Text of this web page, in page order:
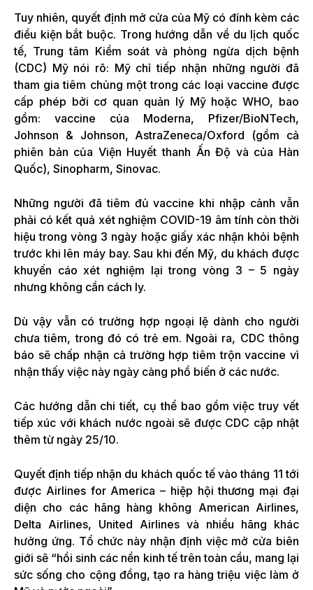
Tuy nhiên, quyết định mở cửa của Mỹ có đính kèm các
điều kiện bắt buộc. Trong hướng dẫn về du lịch quốc
tế, Trung tâm Kiểm soát và phòng ngừa dịch bệnh
(CDC) Mỹ nói rõ: Mỹ chỉ tiếp nhận những người đã
tham gia tiêm chủng một trong các loại vaccine được
cấp phép bởi cơ quan quản lý Mỹ hoặc WHO, bao
gồm: vaccine của Moderna, Pfizer/BioNTech,
Johnson & Johnson, AstraZeneca/Oxford (gồm cả
phiên bản của Viện Huyết thanh Ấn Độ và của Hàn
Quốc), Sinopharm, Sinovac.
Những người đã tiêm đủ vaccine khi nhập cảnh vẫn
phải có kết quả xét nghiệm COVID-19 âm tính còn thời
hiệu trong vòng 3 ngày hoặc giấy xác nhận khỏi bệnh
trước khi lên máy bay. Sau khi đến Mỹ, du khách được
khuyến cáo xét nghiệm lại trong vòng 3 – 5 ngày
nhưng không cần cách ly.
Dù vậy vẫn có trường hợp ngoại lệ dành cho người
chưa tiêm, trong đó có trẻ em. Ngoài ra, CDC thông
báo sẽ chấp nhận cả trường hợp tiêm trộn vaccine vì
nhận thấy việc này ngày càng phổ biến ở các nước.
Các hướng dẫn chi tiết, cụ thể bao gồm việc truy vết
tiếp xúc với khách nước ngoài sẽ được CDC cập nhật
thêm từ ngày 25/10.
Quyết định tiếp nhận du khách quốc tế vào tháng 11 tới
được Airlines for America – hiệp hội thương mại đại
diện cho các hãng hàng không American Airlines,
Delta Airlines, United Airlines và nhiều hãng khác
hưởng ứng. Tổ chức này nhận định việc mở cửa biên
giới sẽ “hồi sinh các nền kinh tế trên toàn cầu, mang lại
sức sống cho cộng đồng, tạo ra hàng triệu việc làm ở